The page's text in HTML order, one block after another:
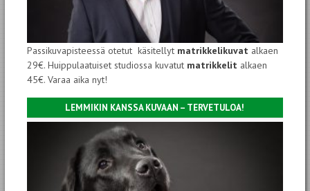
Passikuvapisteessä otetut käsitellyt matrikkelikuvat alkaen
29€. Huippulaatuiset studiossa kuvatut matrikkelit alkaen
45€. Varaa aika nyt!
LEMMIKIN KANSSA KUVAAN – TERVETULOA!